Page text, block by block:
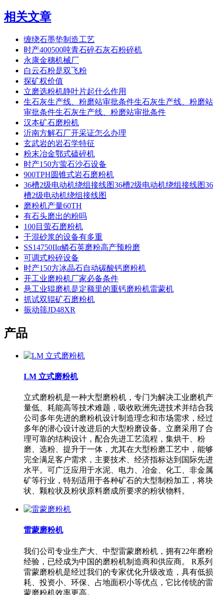
相关文章
缠绕石墨垫制造工艺
时产400500吨青石碎石灰石粉碎机
永康金穗机械厂
白云石粉是双飞粉
探矿权价值
立磨选粉机静叶片起什么作用
生石灰生产线、粉磨站审批条件生石灰生产线、粉磨站
审批条件生石灰生产线、粉磨站审批条件
汉本矿石磨粉机
沂南方解石厂开采证怎么办理
玄武岩的岩石学特征
粉末冶金鄂式磕碎机
时产150方萤石沙石设备
900TPH圆锥式岩石磨粉机
36槽2级电动机绕组接线图36槽2级电动机绕组接线图36
槽2级电动机绕组接线图
磨粉机产量60TH
有石头磨出的粉吗
100目萤石磨粉机
干混砂浆的设备有多重
SS14750IIα鳞石英磨粉高产预粉磨
可调式粉碎设备
时产150方冰晶石自动碳酸钙磨粉机
开工业磨粉机厂家必备条件
悬工业辊磨机是定额里的重钙磨粉机雷蒙机
抓试双辊矿石磨粉机
振动筛JD48XR
产品
LM 立式磨粉机
立式磨粉机是一种大型磨粉机，专门为解决工业磨机产
量低、耗能高等技术难题，吸收欧洲先进技术并结合我
公司多年先进的磨粉机设计制造理念和市场需求，经过
多年的潜心设计改进后的大型粉磨设备。立磨采用了合
理可靠的结构设计，配合先进工艺流程，集烘干、粉
磨、选粉、提升于一体，尤其在大型粉磨工艺中，能够
完全满足客户需求，主要技术、经济指标达到国际先进
水平。可广泛应用于水泥、电力、冶金、化工、非金属
矿等行业，特别适用于各种矿石的大型制粉加工，将块
状、颗粒状及粉状原料磨成所要求的粉状物料。
雷蒙磨粉机
我们公司专业生产大、中型雷蒙磨粉机，拥有22年磨粉
经验，已经成为中国的磨粉机制造商和供应商。 R系列
雷蒙磨粉机是经过我们的专家优化升级改造，具有低损
耗、投资小、环保、占地面积小等优点，它比传统的雷
蒙磨粉机效率更高。